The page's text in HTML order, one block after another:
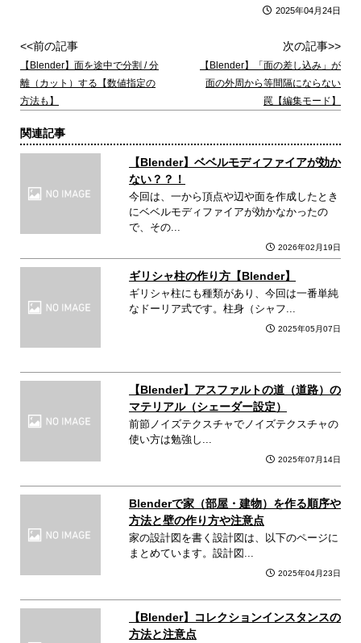
2025年04月24日
<<前の記事
【Blender】面を途中で分割 / 分
離（カット）する【数値指定の
方法も】
次の記事>>
【Blender】「面の差し込み」が
面の外周から等間隔にならない
罠【編集モード】
関連記事
【Blender】ベベルモディファイアが効か
ない？？！
今回は、一から頂点や辺や面を作成したとき
にベベルモディファイアが効かなかったの
で、その...
2026年02月19日
ギリシャ柱の作り方【Blender】
ギリシャ柱にも種類があり、今回は一番単純
なドーリア式です。柱身（シャフ...
2025年05月07日
【Blender】アスファルトの道（道路）の
マテリアル（シェーダー設定）
前節ノイズテクスチャでノイズテクスチャの
使い方は勉強し...
2025年07月14日
Blenderで家（部屋・建物）を作る順序や
方法と壁の作り方や注意点
家の設計図を書く設計図は、以下のページに
まとめています。設計図...
2025年04月23日
【Blender】コレクションインスタンスの
方法と注意点